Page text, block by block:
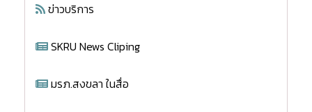
ข่าวบริการ
SKRU News Cliping
มรภ.สงขลา ในสื่อ